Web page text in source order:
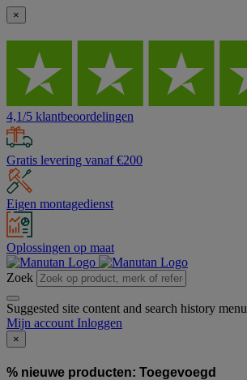
×
4,1/5 klantbeoordelingen
Gratis levering vanaf €200
Eigen montagedienst
Oplossingen op maat
Zoek
Suggested site content and search history menu
Mijn account Inloggen
×
% nieuwe producten: Toegevoegd